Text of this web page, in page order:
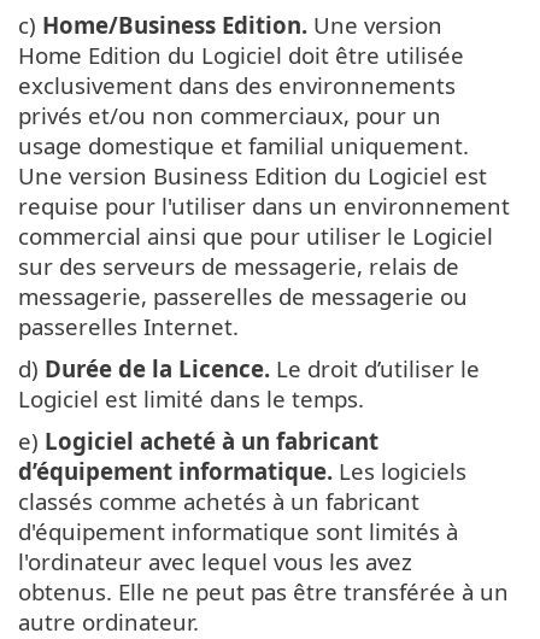
c) Home/Business Edition. Une version
Home Edition du Logiciel doit être utilisée
exclusivement dans des environnements
privés et/ou non commerciaux, pour un
usage domestique et familial uniquement.
Une version Business Edition du Logiciel est
requise pour l'utiliser dans un environnement
commercial ainsi que pour utiliser le Logiciel
sur des serveurs de messagerie, relais de
messagerie, passerelles de messagerie ou
passerelles Internet.
d) Durée de la Licence. Le droit d’utiliser le
Logiciel est limité dans le temps.
e) Logiciel acheté à un fabricant
d’équipement informatique. Les logiciels
classés comme achetés à un fabricant
d'équipement informatique sont limités à
l'ordinateur avec lequel vous les avez
obtenus. Elle ne peut pas être transférée à un
autre ordinateur.